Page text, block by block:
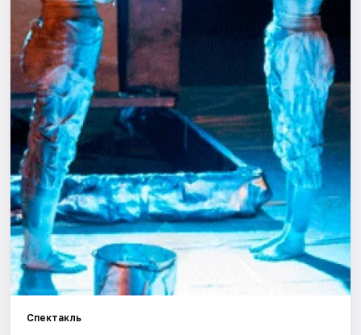
Города
Площадки
Артисты
Рейтинги
Спектакль